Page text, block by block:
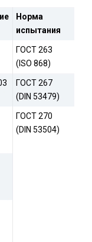
Норма
испытания
ГОСТ 263
(ISO 868)
ГОСТ 267
(DIN 53479)
ГОСТ 270
(DIN 53504)